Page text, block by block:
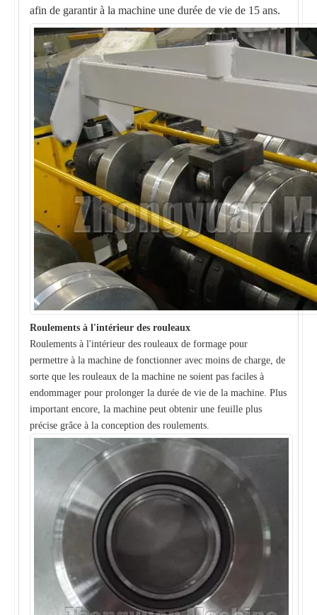
afin de garantir à la machine une durée de vie de 15 ans.
Roulements à l'intérieur des rouleaux
Roulements à l'intérieur des rouleaux de formage pour
permettre à la machine de fonctionner avec moins de charge, de
sorte que les rouleaux de la machine ne soient pas faciles à
endommager pour prolonger la durée de vie de la machine. Plus
important encore, la machine peut obtenir une feuille plus
précise grâce à la conception des roulements.